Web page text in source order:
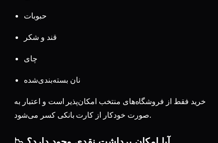
حبوبات
قند و شکر
چای
نان بسته‌بندی‌شده
خرید فقط از فروشگاه‌های منتخب امکان‌پذیر است و اعتبار به
صورت خودکار از کارت بانکی کسر می‌شود.